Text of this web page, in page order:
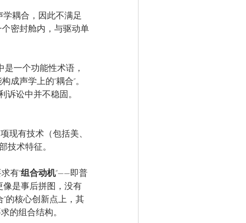
耦合，因此不满足
密封舱内，与驱动单
是一个功能性术语，
声学上的“耦合”。
诉讼中并不稳固。
现有技术（包括美、
技术特征。
有“组合动机”——即普
像是事后拼图，没有
的核心创新点上，其
的组合结构。